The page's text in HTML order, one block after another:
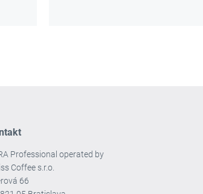
Professional operated by
Coffee s.r.o.
66